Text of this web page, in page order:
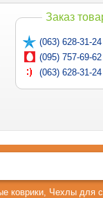
Заказ
(063) 628-31-24
(095) 757-69-62
(063) 628-31-24
коврики, Чехлы для